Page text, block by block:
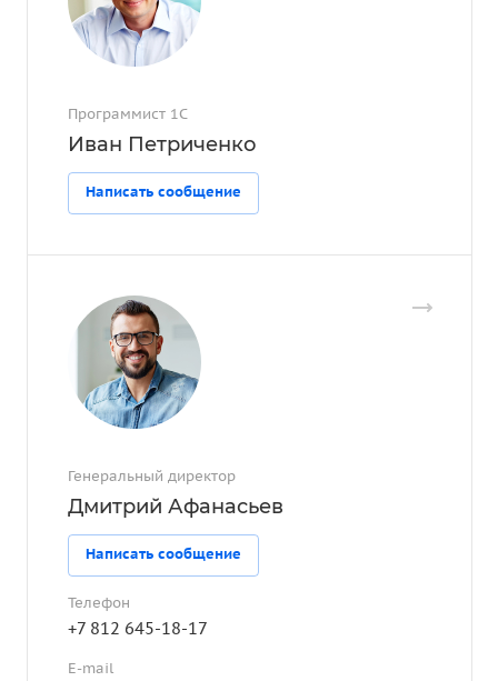
Программист 1С
Иван Петриченко
Написать сообщение
Генеральный директор
Дмитрий Афанасьев
Написать сообщение
Телефон
+7 812 645-18-17
E-mail